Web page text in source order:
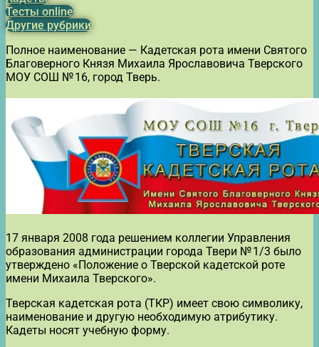
Тесты online
Другие рубрики
Полное наименование — Кадетская рота имени Святого
Благоверного Князя Михаила Ярославовича Тверского
МОУ СОШ № 16, город Тверь.
17 января 2008 года решением коллегии Управления
образования администрации города Твери № 1/3 было
утверждено «Положение о Тверской кадетской роте
имени Михаила Тверского».
Тверская кадетская рота (ТКР) имеет свою символику,
наименование и другую необходимую атрибутику.
Кадеты носят учебную форму.